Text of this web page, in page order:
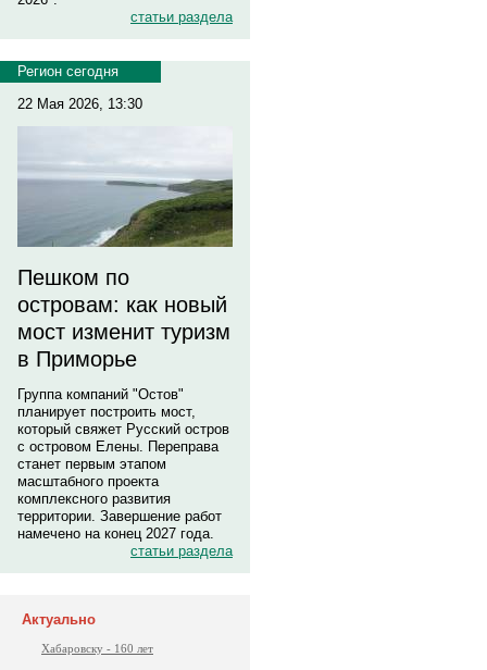
статьи раздела
Регион сегодня
22 Мая 2026, 13:30
Пешком по
островам: как новый
мост изменит туризм
в Приморье
Группа компаний "Остов"
планирует построить мост,
который свяжет Русский остров
с островом Елены. Переправа
станет первым этапом
масштабного проекта
комплексного развития
территории. Завершение работ
намечено на конец 2027 года.
статьи раздела
Актуально
Хабаровску - 160 лет